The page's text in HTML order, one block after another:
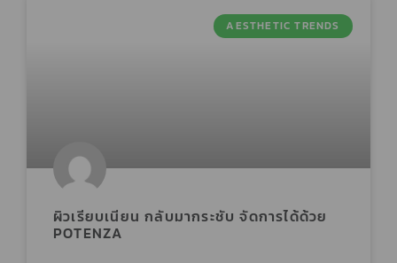
AESTHETIC TRENDS
ผิวเรียบเนียน กลับมากระชับ จัดการได้ด้วย
POTENZA